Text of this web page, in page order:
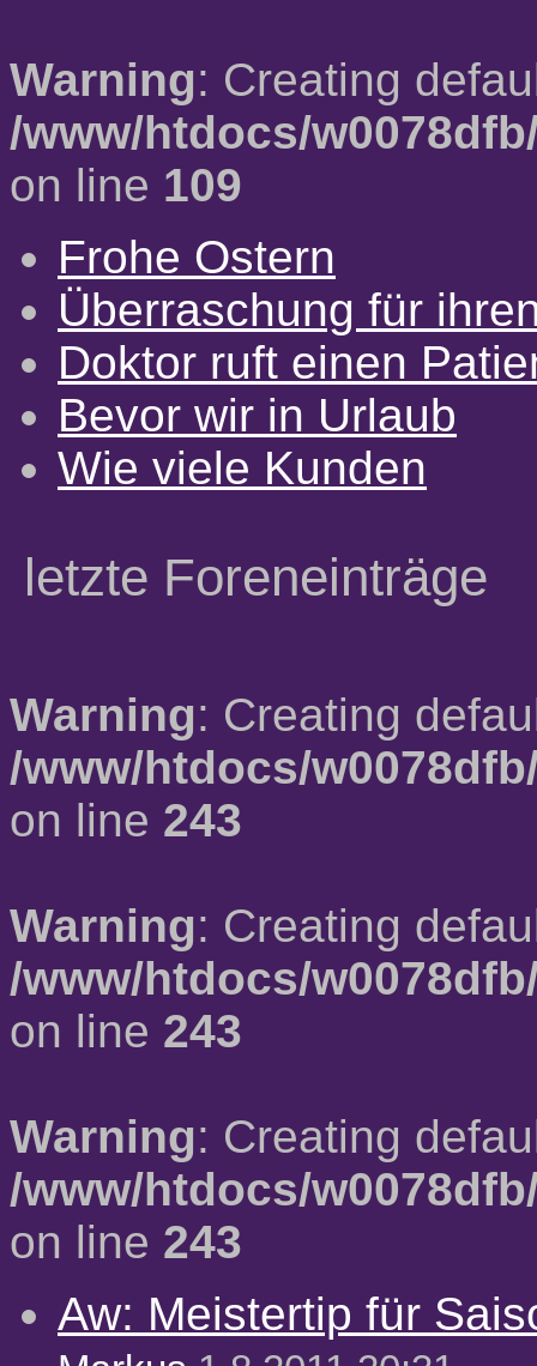
Warning: Creating
/www/htdocs/
on line 109
Frohe Ostern
Überraschung für
Doktor ruft einen
Bevor wir in Urlaub
Wie viele Kunden
letzte Foreneinträge
Warning: Creating
/www/htdocs/
on line 243
Warning: Creating
/www/htdocs/
on line 243
Warning: Creating
/www/htdocs/
on line 243
Aw: Meistertip für